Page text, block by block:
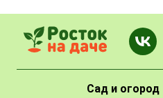
Сад и огород